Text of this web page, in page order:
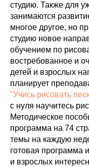
студию. Также для
занимаются
многое другое, но
студию новое
обучением по
востребованное и
детей и взрослых
планирует
"Учись рисовать
с нуля научитесь
Методическое
программа на 74
темы на каждую
готовая программа
и взрослых